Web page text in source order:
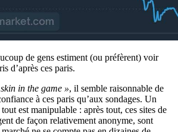
de gens estiment (ou préfèrent) voir
d’après ces paris.
in the game », il semble raisonnable de
à ces paris qu’aux sondages. Un
est manipulable : après tout, ces sites de
de façon relativement anonyme, sont